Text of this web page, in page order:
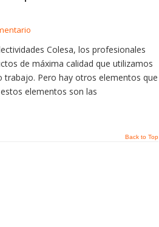
Colesa, los profesionales
de máxima calidad que utilizamos
trabajo. Pero hay otros elementos que
elementos son las
Back to Top